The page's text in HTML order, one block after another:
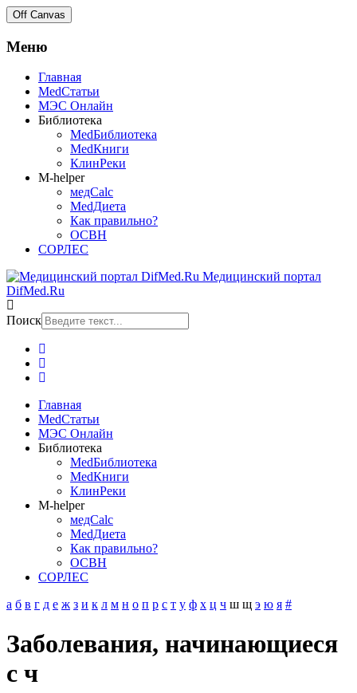
Off Canvas
Меню
Главная
MedСтатьи
МЭС Онлайн
Библиотека
MedБиблиотека
MedКниги
КлинРеки
M-helper
медCalc
MedДиета
Как правильно?
ОСВН
СОРЛЕС
Медицинский портал
DifMed.Ru
Поиск
Главная
MedСтатьи
МЭС Онлайн
Библиотека
MedБиблиотека
MedКниги
КлинРеки
M-helper
медCalc
MedДиета
Как правильно?
ОСВН
СОРЛЕС
а б в г д е ж з и к л м н о п р с т у ф х ц ч ш щ э ю я #
Заболевания, начинающиеся
с ч